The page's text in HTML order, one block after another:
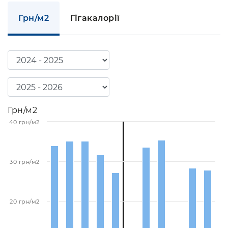
Грн/м2 Гігакалорії
Грн/м2
20 грн/м2
30 грн/м2
40 грн/м2